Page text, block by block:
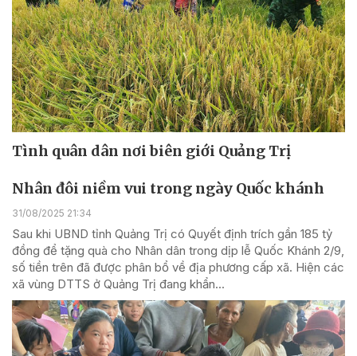
Tình quân dân nơi biên giới Quảng Trị
Nhân đôi niềm vui trong ngày Quốc khánh
31/08/2025 21:34
Sau khi UBND tỉnh Quảng Trị có Quyết định trích gần 185 tỷ
đồng để tặng quà cho Nhân dân trong dịp lễ Quốc Khánh 2/9,
số tiền trên đã được phân bổ về địa phương cấp xã. Hiện các
xã vùng DTTS ở Quảng Trị đang khẩn...